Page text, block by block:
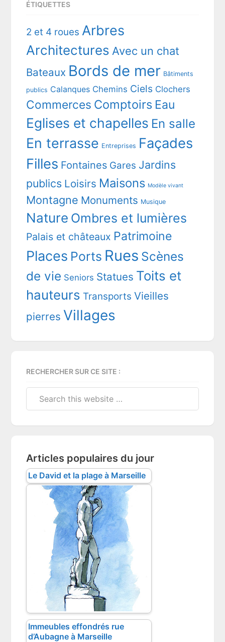
ÉTIQUETTES
2 et 4 roues Arbres
Architectures Avec un chat
Bateaux Bords de mer Bâtiments
publics Calanques Chemins Ciels Clochers
Commerces Comptoirs Eau
Eglises et chapelles En salle
En terrasse Entreprises Façades
Filles Fontaines Gares Jardins
publics Loisirs Maisons Modèle vivant
Montagne Monuments Musique
Nature Ombres et lumières
Palais et châteaux Patrimoine
Places Ports Rues Scènes
de vie Seniors Statues Toits et
hauteurs Transports Vieilles
pierres Villages
RECHERCHER SUR CE SITE :
Articles populaires du jour
Le David et la plage à Marseille
Immeubles effondrés rue
d’Aubagne à Marseille